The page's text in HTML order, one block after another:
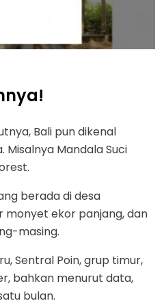
Bali pun dikenal
Mandala Suci
berada di desa
monyet ekor panjang, dan
masing.
Sentral Poin, grup timur,
bahkan menurut data,
bulan.